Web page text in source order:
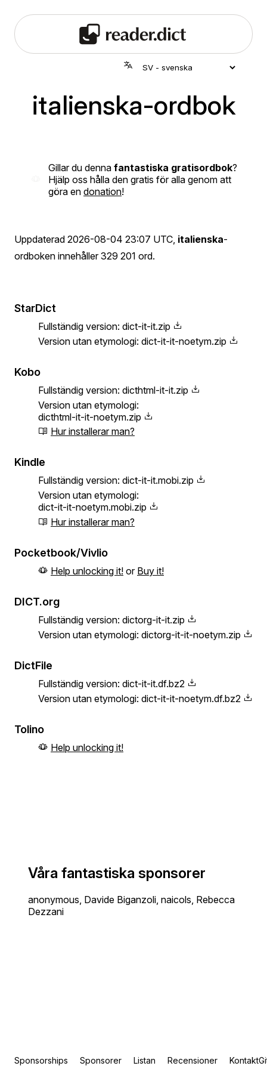
italienska-ordbok
Gillar du denna fantastiska gratisordbok?
Hjälp oss hålla den gratis för alla genom att
göra en donation!
Uppdaterad 2026-08-04 23:07 UTC italienska-
ordboken innehåller 329 201 ord.
StarDict
Fullständig version: dict-it-it.zip
Version utan etymologi: dict-it-it-noetym.zip
Kobo
Fullständig version: dicthtml-it-it.zip
Version utan etymologi:
dicthtml-it-it-noetym.zip
Hur installerar man?
Kindle
Fullständig version: dict-it-it.mobi.zip
Version utan etymologi:
dict-it-it-noetym.mobi.zip
Hur installerar man?
Pocketbook/Vivlio
Help unlocking it! or Buy it!
DICT.org
Fullständig version: dictorg-it-it.zip
Version utan etymologi: dictorg-it-it-noetym.zip
DictFile
Fullständig version: dict-it-it.df.bz2
Version utan etymologi: dict-it-it-noetym.df.bz2
Tolino
Help unlocking it!
Våra fantastiska sponsorer
anonymous, Davide Biganzoli, naicols, Rebecca
Dezzani
Sponsorships Sponsorer Listan Recensioner Kontakt